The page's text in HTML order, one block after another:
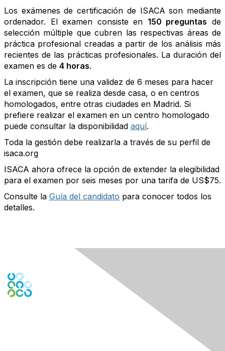
Los exámenes de certificación de ISACA son mediante
ordenador. El examen consiste en 150 preguntas de
selección múltiple que cubren las respectivas áreas de
práctica profesional creadas a partir de los análisis más
recientes de las prácticas profesionales. La duración del
examen es de 4 horas.
La inscripción tiene una validez de 6 meses para hacer
el examen, que se realiza desde casa, o en centros
homologados, entre otras ciudades en Madrid. Si
prefiere realizar el examen en un centro homologado
puede consultar la disponibilidad aquí.
Toda la gestión debe realizarla a través de su perfil de
isaca.org
ISACA ahora ofrece la opción de extender la elegibilidad
para el examen por seis meses por una tarifa de US$75.
Consulte la Guía del candidato para conocer todos los
detalles.